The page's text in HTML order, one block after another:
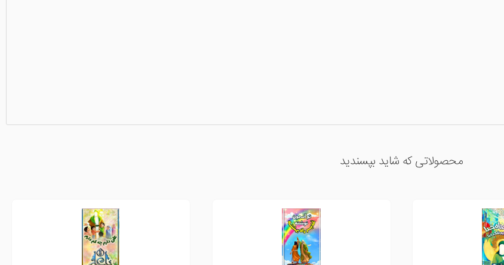
محصولاتی که شاید بپسندید